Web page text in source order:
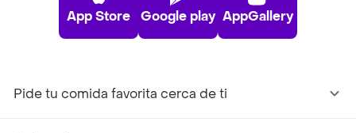
App Store Google play AppGallery
Pide tu comida favorita cerca de ti